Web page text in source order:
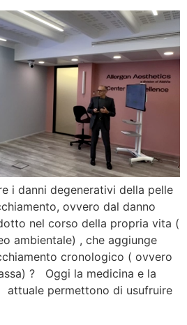
i danni degenerativi della pelle
ovvero dal danno
nel corso della propria vita (
ambientale) , che aggiunge
cronologico ( ovvero
? Oggi la medicina e la
permettono di usufruire